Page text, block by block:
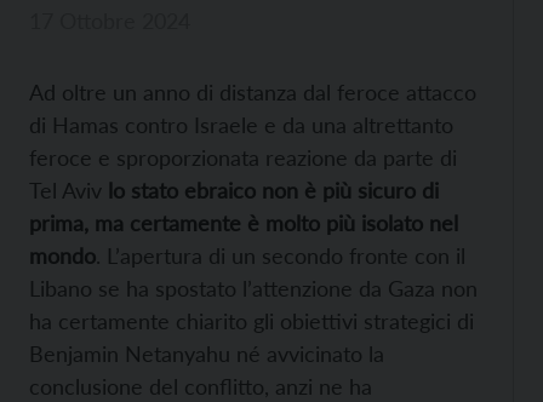
Ad oltre un anno di distanza dal feroce attacco
di Hamas contro Israele e da una altrettanto
feroce e sproporzionata reazione da parte di
Tel Aviv lo stato ebraico non è più sicuro di
prima, ma certamente è molto più isolato nel
mondo. L’apertura di un secondo fronte con il
Libano se ha spostato l’attenzione da Gaza non
ha certamente chiarito gli obiettivi strategici di
Benjamin Netanyahu né avvicinato la
conclusione del conflitto, anzi ne ha